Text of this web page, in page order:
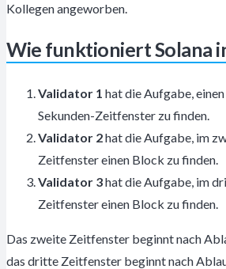
Kollegen angeworben.
Wie funktioniert Solana
Validator 1 hat die Aufgabe,
Sekunden-Zeitfenster zu finden.
Validator 2hat die Aufgabe, im
Zeitfenster einen Block zu finden.
Validator 3hat die Aufgabe, im
Zeitfenster einen Block zu finden.
Das zweite Zeitfenster beginnt nach
das dritte Zeitfenster beginnt nach